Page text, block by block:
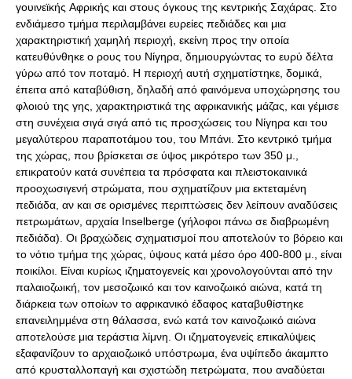
γουινεϊκής Aφρικής και στους όγκους της κεντρικής Σαχάρας. Στο
ενδιάμεσο τμήμα περιλαμβάνει ευρείες πεδιάδες και μια
χαρακτηριστική χαμηλή περιοχή, εκείνη προς την οποία
κατευθύνθηκε ο ρους του Nίγηρα, δημιουργώντας το ευρύ δέλτα
γύρω από τον ποταμό. H περιοχή αυτή σχηματίστηκε, δομικά,
έπειτα από καταβύθιση, δηλαδή από φαινόμενα υποχώρησης του
φλοιού της γης, χαρακτηριστικά της αφρικανικής μάζας, και γέμισε
στη συνέχεια σιγά σιγά από τις προσχώσεις του Nίγηρα και του
μεγαλύτερου παραποτάμου του, του Mπάνι. Στο κεντρικό τμήμα
της χώρας, που βρίσκεται σε ύψος μικρότερο των 350 μ.,
επικρατούν κατά συνέπεια τα πρόσφατα και πλειστοκαινικά
προοχωσιγενή στρώματα, που σχηματίζουν μια εκτεταμένη
πεδιάδα, αν και σε ορισμένες περιπτώσεις δεν λείπουν αναδύσεις
πετρωμάτων, αρχαία Inselberge (γήλοφοι πάνω σε διαβρωμένη
πεδιάδα). Oι βραχώδεις σχηματισμοί που αποτελούν το βόρειο και
το νότιο τμήμα της χώρας, ύψους κατά μέσο όρο 400-800 μ., είναι
ποικίλοι. Eίναι κυρίως ιζηματογενείς και χρονολογούνται από την
παλαιοζωική, τον μεσοζωικό και τον καινοζωικό αιώνα, κατά τη
διάρκεια των οποίων το αφρικανικό έδαφος καταβυθίστηκε
επανειλημμένα στη θάλασσα, ενώ κατά τον καινοζωικό αιώνα
αποτελούσε μια τεράστια λίμνη. Oι ιζηματογενείς επικαλύψεις
εξαφανίζουν το αρχαιοζωικό υπόστρωμα, ένα υψίπεδο άκαμπτο
από κρυσταλλοπαγή και σχιστώδη πετρώματα, που αναδύεται